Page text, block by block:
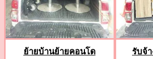
ย้ายบ้านย้ายคอนโด
รับจ้